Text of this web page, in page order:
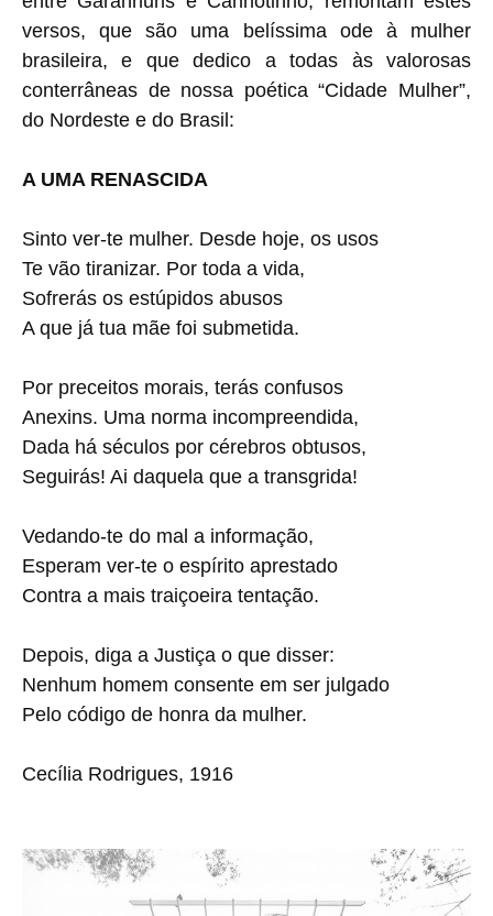
versos, que são uma belíssima ode à mulher
brasileira, e que dedico a todas às valorosas
conterrâneas de nossa poética “Cidade Mulher”,
do Nordeste e do Brasil:
A UMA RENASCIDA
Sinto ver-te mulher. Desde hoje, os usos
Te vão tiranizar. Por toda a vida,
Sofrerás os estúpidos abusos
A que já tua mãe foi submetida.
Por preceitos morais, terás confusos
Anexins. Uma norma incompreendida,
Dada há séculos por cérebros obtusos,
Seguirás! Ai daquela que a transgrida!
Vedando-te do mal a informação,
Esperam ver-te o espírito aprestado
Contra a mais traiçoeira tentação.
Depois, diga a Justiça o que disser:
Nenhum homem consente em ser julgado
Pelo código de honra da mulher.
Cecília Rodrigues, 1916